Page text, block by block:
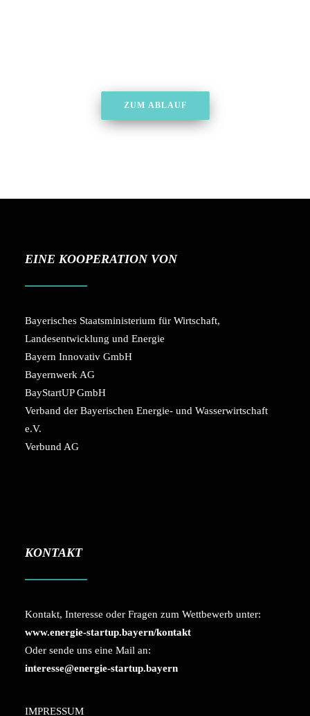
ZUM ABLAUF
EINE KOOPERATION VON
Bayerisches Staatsministerium für Wirtschaft,
Landesentwicklung und Energie
Bayern Innovativ GmbH
Bayernwerk AG
BayStartUP GmbH
Verband der Bayerischen Energie- und Wasserwirtschaft
e.V.
Verbund AG
KONTAKT
Kontakt, Interesse oder Fragen zum Wettbewerb unter:
www.energie-startup.bayern/kontakt
Oder sende uns eine Mail an:
interesse@energie-startup.bayern
IMPRESSUM